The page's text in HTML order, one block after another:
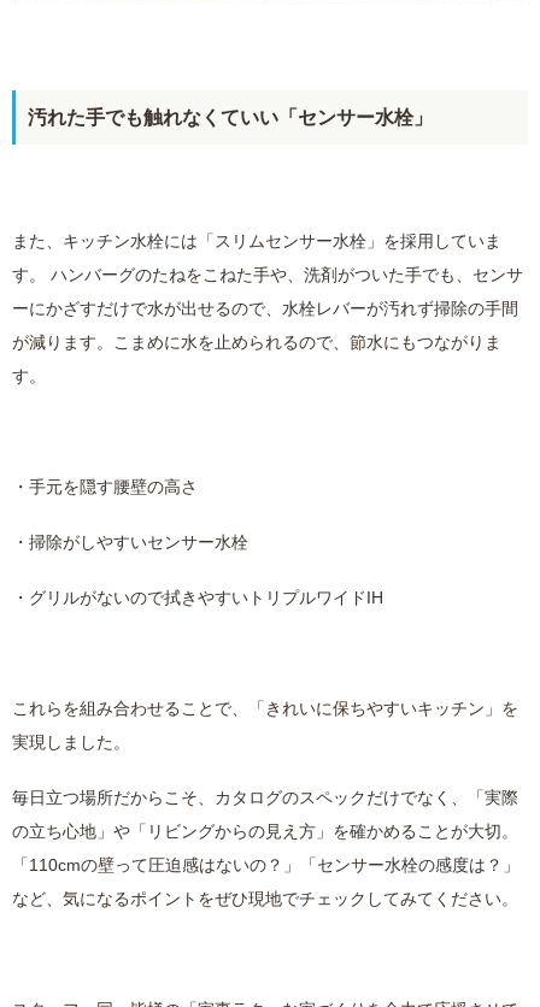
汚れた手でも触れなくていい「センサー水栓」
また、キッチン水栓には「スリムセンサー水栓」を採用していま
す。 ハンバーグのたねをこねた手や、洗剤がついた手でも、センサ
ーにかざすだけで水が出せるので、水栓レバーが汚れず掃除の手間
が減ります。こまめに水を止められるので、節水にもつながりま
す。
・手元を隠す腰壁の高さ
・掃除がしやすいセンサー水栓
・グリルがないので拭きやすいトリプルワイドIH
これらを組み合わせることで、「きれいに保ちやすいキッチン」を
実現しました。
毎日立つ場所だからこそ、カタログのスペックだけでなく、「実際
の立ち心地」や「リビングからの見え方」を確かめることが大切。
「110cmの壁って圧迫感はないの？」「センサー水栓の感度は？」
など、気になるポイントをぜひ現地でチェックしてみてください。